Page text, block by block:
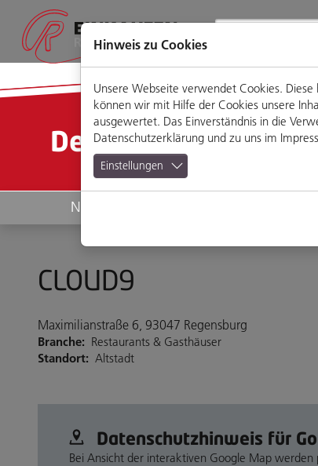
Seiteninhalt
Hauptmenü
Footermenü
Website-
Suche
Detailansicht
News
CLOUD9
Maximilianstraße 6, 93047 Regensburg
Branche: Restaurants & Gasthäuser
Standort: Altstadt
Datenschutz­hinweis für
Bei Ansicht der interaktiven Google Map werden
Hinweis zu Cookies
Unsere Webseite verwendet Cookies.
können wir mit Hilfe der Cookies unsere
ausgewertet. Das Einverständnis in die
Datenschutzerklärung und zu uns im
Einstellungen